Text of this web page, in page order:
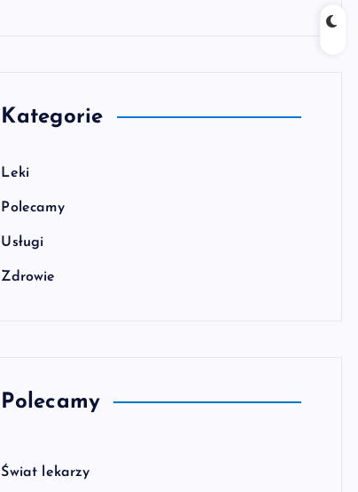
Kategorie
Leki
Polecamy
Usługi
Zdrowie
Polecamy
Świat lekarzy